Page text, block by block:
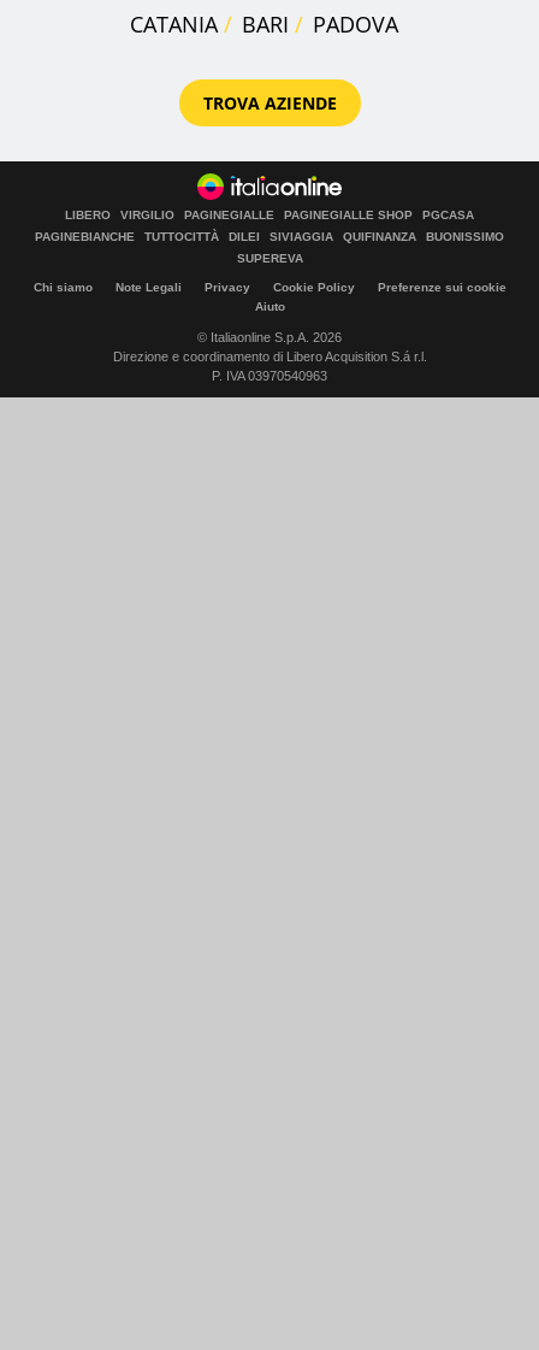
CATANIA
BARI PADOVA
TROVA AZIENDE
LIBERO VIRGILIO PAGINEGIALLE PAGINEGIALLE SHOP
PGCASA
PAGINEBIANCHE
TUTTOCITTÀ DILEI SIVIAGGIA QUIFINANZA
BUONISSIMO
SUPEREVA
Chi siamo Note Legali Privacy Cookie Policy
Preferenze sui cookie
Aiuto
© Italiaonline S.p.A. 2026
Direzione e coordinamento di Libero Acquisition S.á r.l.
P. IVA 03970540963